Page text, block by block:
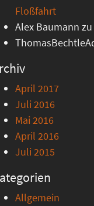
Floßfahrt
Alex Baumann zu
April 2017
Juli 2016
Mai 2016
April 2016
Juli 2015
Allgemein